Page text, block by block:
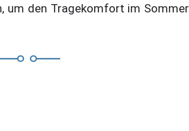
um den Tragekomfort im Sommer